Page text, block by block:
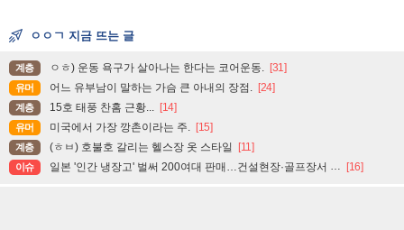
ㅇㅇㄱ 지금 뜨는 글
계층 ㅇㅎ) 운동 욕구가 살아나는 한다는 코어운동. [31]
유머 어느 유부남이 말하는 가슴 큰 아내의 장점. [24]
계층 15호 태풍 찬홈 근황... [14]
유머 미국에서 가장 깡촌이라는 주. [15]
계층 (ㅎㅂ) 호불호 갈리는 헬스장 옷 스타일 [11]
이슈 일본 '인간 냉장고' 벌써 200여대 판매…건설현장·골프장서 인기 [16]